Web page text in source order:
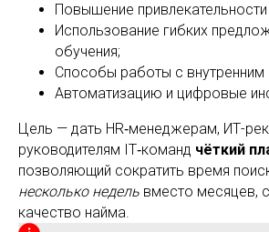
Повышение
Использование гибких
обучения;
Способы работы с внутренним
Автоматизацию и цифровые
Цель — дать HR‑менеджерам, ИТ-
руководителям IT‑команд чёткий
позволяющий сократить время
несколько недель вместо месяцев,
качество найма.